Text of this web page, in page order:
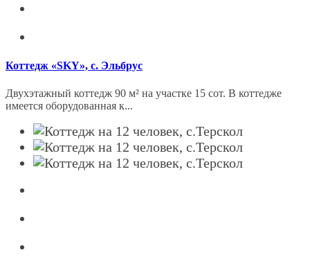
Коттедж «SKY», с. Эльбрус
Двухэтажный коттедж 90 м² на участке 15 сот. В коттедже
имеется оборудованная к...